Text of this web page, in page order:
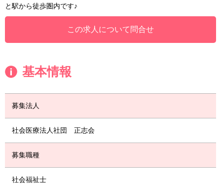
と駅から徒歩圏内です♪
この求人について問合せ
基本情報
募集法人
社会医療法人社団 正志会
募集職種
社会福祉士